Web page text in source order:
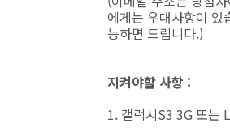
에게는 우대사항이
능하면 드립니다.)
지켜야할 사항 :
1. 갤럭시S3 3G 또는